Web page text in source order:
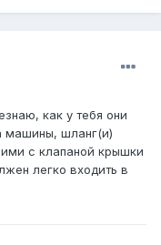
как у тебя они
машины, шланг(и)
с клапаной крышки
легко входить в